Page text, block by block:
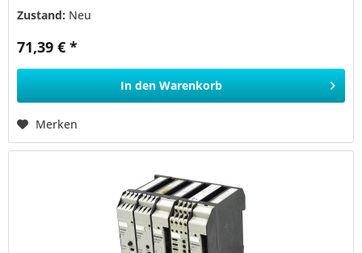
Zustand: Neu
71,39 € *
In den Warenkorb
Merken